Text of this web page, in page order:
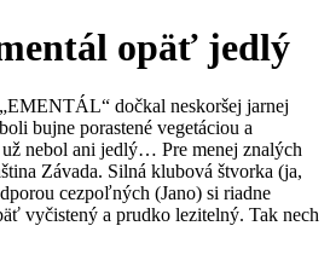
opäť jedlý
dočkal neskoršej jarnej
bujne porastené vegetáciou a
nebol ani jedlý… Pre menej znalých
Závada. Silná klubová štvorka (ja,
cezpoľných (Jano) si riadne
vyčistený a prudko lezitelný. Tak nech